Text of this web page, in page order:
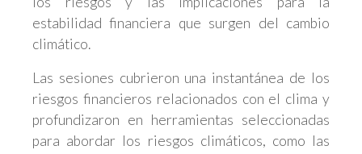
estabilidad financiera que surgen del cambio
climático.
Las sesiones cubrieron una instantánea de los
riesgos financieros relacionados con el clima y
profundizaron en herramientas seleccionadas
para abordar los riesgos climáticos, como las